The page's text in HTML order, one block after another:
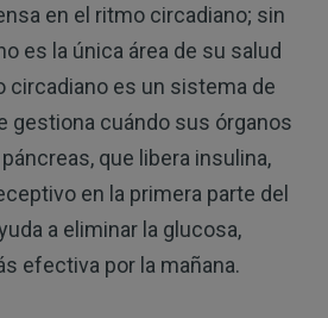
en el ritmo circadiano; sin
es la única área de su salud
circadiano es un sistema de
gestiona cuándo sus órganos
que libera insulina,
en la primera parte del
a eliminar la glucosa,
efectiva por la mañana.